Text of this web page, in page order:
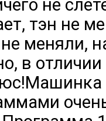
не
тэн не
меняли,
в